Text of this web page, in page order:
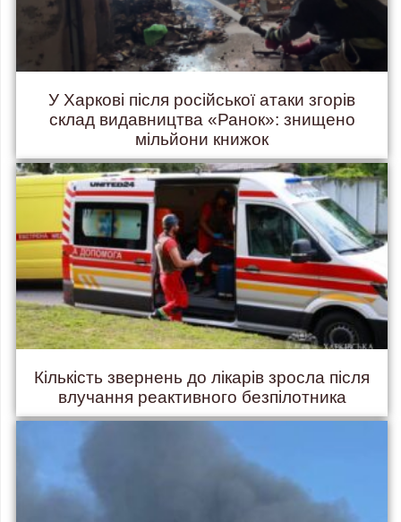
У Харкові після російської атаки згорів
склад видавництва «Ранок»: знищено
мільйони книжок
Кількість звернень до лікарів зросла після
влучання реактивного безпілотника